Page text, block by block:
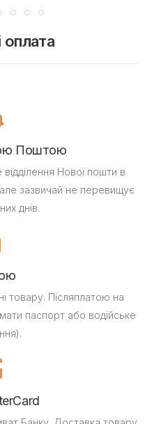
оплата
Поштою
Нової пошти в
зазвичай не перевищує
днів.
товару. Післяплатою на
паспорт або водійське